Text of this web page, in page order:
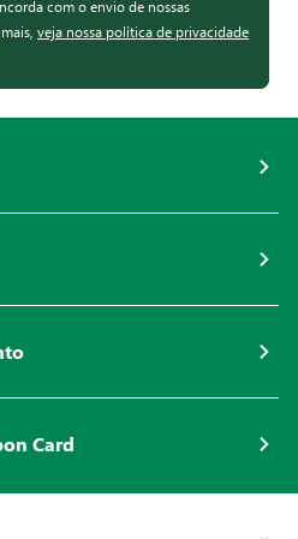
com o envio de nossas
veja nossa política de privacidade
Card